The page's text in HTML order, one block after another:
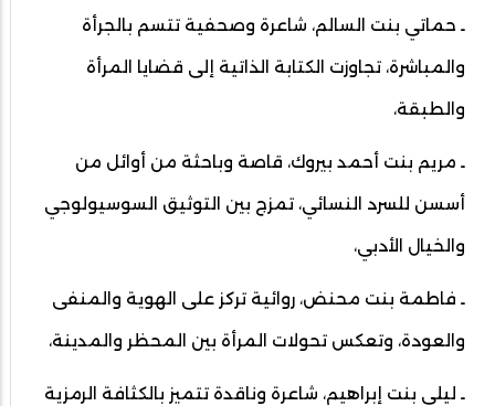
ـ حماتي بنت السالم، شاعرة وصحفية تتسم بالجرأة
والمباشرة، تجاوزت الكتابة الذاتية إلى قضايا المرأة
والطبقة،
ـ مريم بنت أحمد بيروك، قاصة وباحثة من أوائل من
أسسن للسرد النسائي، تمزج بين التوثيق السوسيولوجي
والخيال الأدبي،
ـ فاطمة بنت محنض، روائية تركز على الهوية والمنفى
والعودة، وتعكس تحولات المرأة بين المحظر والمدينة،
ـ ليلى بنت إبراهيم، شاعرة وناقدة تتميز بالكثافة الرمزية